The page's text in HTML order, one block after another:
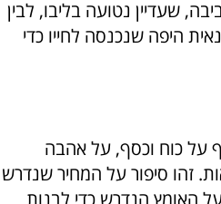
שעדיין נטועה בליבו, לבין
היפה שנכנסה לחייו כדי
על כוח וכסף, על אהבה
זהו סיפור על המחיר שנדרש
האומץ הנדרש כדי לבנות